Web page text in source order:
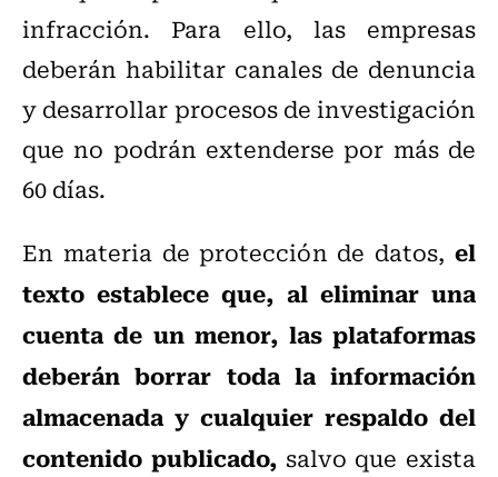
infracción. Para ello, las empresas
deberán habilitar canales de denuncia
y desarrollar procesos de investigación
que no podrán extenderse por más de
60 días.
En materia de protección de datos, el
texto establece que, al eliminar una
cuenta de un menor, las plataformas
deberán borrar toda la información
almacenada y cualquier respaldo del
contenido publicado,salvo que exista